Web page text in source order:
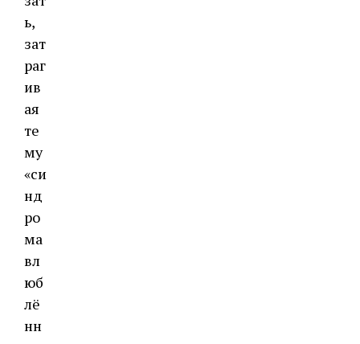
ь,
зат
раг
ив
ая
те
му
«си
нд
ро
ма
вл
юб
лё
нн